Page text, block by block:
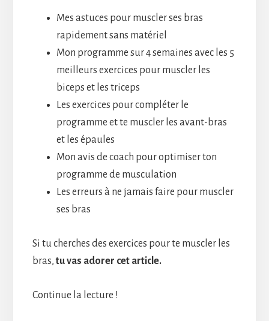
Mes astuces pour muscler ses bras
rapidement sans matériel
Mon programme sur 4 semaines avec les 5
meilleurs exercices pour muscler les
biceps et les triceps
Les exercices pour compléter le
programme et te muscler les avant-bras
et les épaules
Mon avis de coach pour optimiser ton
programme de musculation
Les erreurs à ne jamais faire pour muscler
ses bras
Si tu cherches des exercices pour te muscler les
bras, tu vas adorer cet article.
Continue la lecture !